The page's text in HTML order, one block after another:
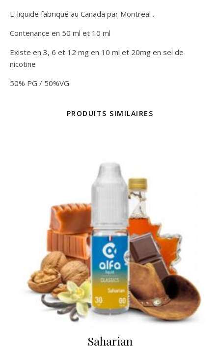
E-liquide fabriqué au Canada par Montreal .
Contenance en 50 ml et 10 ml
Existe en 3, 6 et 12 mg en 10 ml et 20mg en sel de
nicotine
50% PG / 50%VG
PRODUITS SIMILAIRES
Saharian